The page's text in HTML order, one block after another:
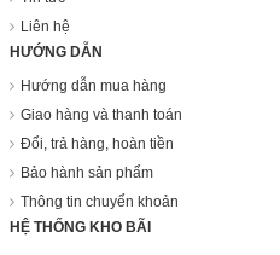
Liên hệ
HƯỚNG DẪN
Hướng dẫn mua hàng
Giao hàng và thanh toán
Đổi, trả hàng, hoàn tiền
Bảo hành sản phẩm
Thông tin chuyển khoản
HỆ THỐNG KHO BÃI